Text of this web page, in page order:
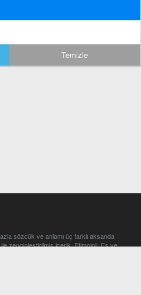
Temizle
sözcük ve anlamı üç farklı aksanda
zenginleştirilmiş içerik. Etimoloji, Eş ve